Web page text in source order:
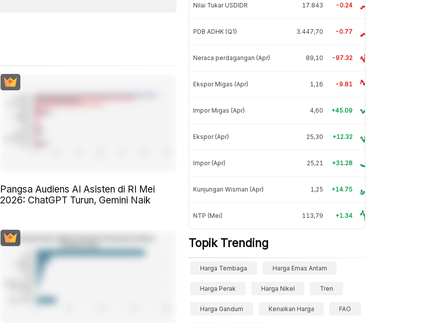
Pangsa Audiens AI Asisten di RI Mei
2026: ChatGPT Turun, Gemini Naik
Nilai Tukar USDIDR 17.843 -0.24
PDB ADHK (Q1) 3.447,70 -0.77
Neraca perdagangan (Apr) 89,10 -97.32
Ekspor Migas (Apr) 1,16 -9.81
Impor Migas (Apr) 4,60 +45.09
Ekspor (Apr) 25,30 +12.32
Impor (Apr) 25,21 +31.28
Kunjungan Wisman (Apr) 1,25 +14.75
NTP (Mei) 113,79 +1.34
Topik Trending
Harga Tembaga Harga Emas Antam
Harga Perak Harga Nikel Tren
Harga Gandum Kenaikan Harga FAO